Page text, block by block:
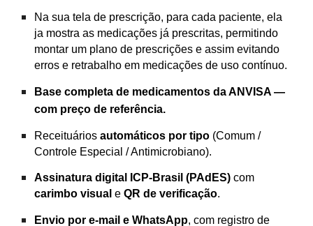
Na sua tela de prescrição, para cada paciente, ela
ja mostra as medicações já prescritas, permitindo
montar um plano de prescrições e assim evitando
erros e retrabalho em medicações de uso contínuo.
Base completa de medicamentos da ANVISA —
com preço de referência.
Receituáriosautomáticos por tipo (Comum /
Controle Especial / Antimicrobiano).
Assinatura digital ICP‑Brasil (PAdES) com
carimbo visual eQR de verificação.
Envio por e‑mail e WhatsApp, com registro de